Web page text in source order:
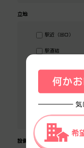
立地
駅近（出口）
駅直結
傘いらず
川沿い、公園沿い
設備